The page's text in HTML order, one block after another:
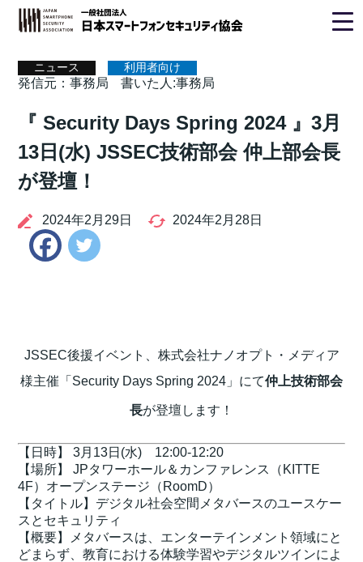
ホーム>ニュース> 事務局
ニュース 利用者向け
発信元：事務局 書いた人:事務局
『 Security Days Spring 2024 』3月
13日(水) JSSEC技術部会 仲上部会長
が登壇！
2024年2月29日 2024年2月28日
Facebook
JSSEC後援イベント、株式会社ナノオプト・メディア
様主催「Security Days Spring 2024」にて仲上技術部会
長が登壇します！
【日時】 3月13日(水) 12:00-12:20
【場所】 JPタワーホール＆カンファレンス（KITTE
4F）オープンステージ（RoomD）
【タイトル】デジタル社会空間メタバースのユースケー
スとセキュリティ
【概要】メタバースは、エンターテインメント領域にと
どまらず、教育における体験学習やデジタルツインによ